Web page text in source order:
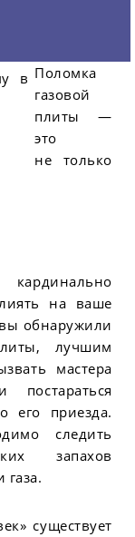
Поломка
газовой
плиты —
это
не только
на ваше
обнаружили
лучшим
мастера
его приезда.
следить
запахов
газа.
существует